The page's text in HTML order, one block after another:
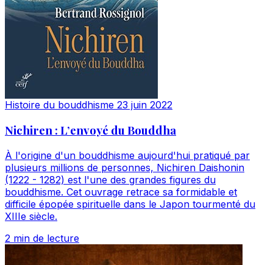
Histoire du bouddhisme 23 juin 2022
Nichiren : L’envoyé du Bouddha
À l'origine d'un bouddhisme aujourd'hui pratiqué par
plusieurs millions de personnes, Nichiren Daishonin
(1222 - 1282) est l'une des grandes figures du
bouddhisme. Cet ouvrage retrace sa formidable et
difficile épopée spirituelle dans le Japon tourmenté du
XIIIe siècle.
2 min de lecture